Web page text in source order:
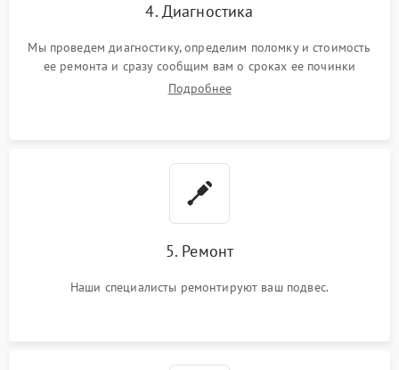
4. Диагностика
Мы проведем диагностику, определим поломку и стоимость
ее ремонта и сразу сообщим вам о сроках ее починки
Подробнее
5. Ремонт
Наши специалисты ремонтируют ваш подвес.